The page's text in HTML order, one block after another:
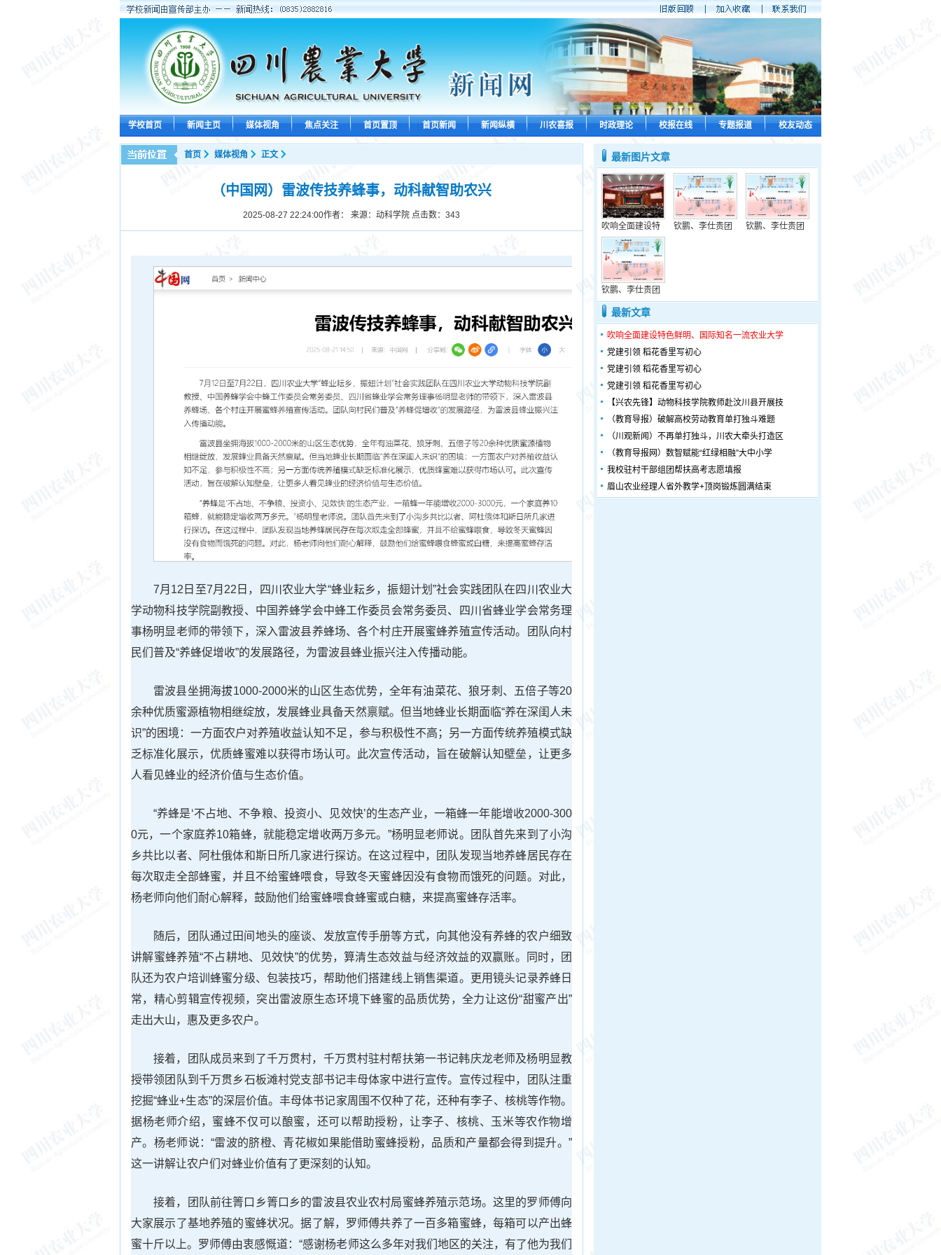
学校首页 新闻主页 媒体视角 焦点关注 首页置顶 首页新闻 新闻纵横 川农喜报 时政理论 校报在线 专题报道 校友动态
首页 媒体视角 正文
（中国网）雷波传技养蜂事，动科献智助农兴
2025-08-27 22:24:00作者： 来源：动科学院 点击数： 343
7月12日至7月22日，四川农业大学“蜂业耘乡，振翅计划”社会实践团队在四川农业大
学动物科技学院副教授、中国养蜂学会中蜂工作委员会常务委员、四川省蜂业学会常务理
事杨明显老师的带领下，深入雷波县养蜂场、各个村庄开展蜜蜂养殖宣传活动。团队向村
民们普及“养蜂促增收”的发展路径，为雷波县蜂业振兴注入传播动能。
雷波县坐拥海拔1000-2000米的山区生态优势，全年有油菜花、狼牙刺、五倍子等20
余种优质蜜源植物相继绽放，发展蜂业具备天然禀赋。但当地蜂业长期面临“养在深闺人未
识”的困境：一方面农户对养殖收益认知不足，参与积极性不高；另一方面传统养殖模式缺
乏标准化展示，优质蜂蜜难以获得市场认可。此次宣传活动，旨在破解认知壁垒，让更多
人看见蜂业的经济价值与生态价值。
“养蜂是‘不占地、不争粮、投资小、见效快’的生态产业，一箱蜂一年能增收2000-300
0元，一个家庭养10箱蜂，就能稳定增收两万多元。”杨明显老师说。团队首先来到了小沟
乡共比以者、阿杜俄体和斯日所几家进行探访。在这过程中，团队发现当地养蜂居民存在
每次取走全部蜂蜜，并且不给蜜蜂喂食，导致冬天蜜蜂因没有食物而饿死的问题。对此，
杨老师向他们耐心解释，鼓励他们给蜜蜂喂食蜂蜜或白糖，来提高蜜蜂存活率。
随后，团队通过田间地头的座谈、发放宣传手册等方式，向其他没有养蜂的农户细致
讲解蜜蜂养殖“不占耕地、见效快”的优势，算清生态效益与经济效益的双赢账。同时，团
队还为农户培训蜂蜜分级、包装技巧，帮助他们搭建线上销售渠道。更用镜头记录养蜂日
常，精心剪辑宣传视频，突出雷波原生态环境下蜂蜜的品质优势，全力让这份“甜蜜产出”
走出大山，惠及更多农户。
接着，团队成员来到了千万贯村，千万贯村驻村帮扶第一书记韩庆龙老师及杨明显教
授带领团队到千万贯乡石板滩村党支部书记丰母体家中进行宣传。宣传过程中，团队注重
挖掘“蜂业+生态”的深层价值。丰母体书记家周围不仅种了花，还种有李子、核桃等作物。
据杨老师介绍，蜜蜂不仅可以酿蜜，还可以帮助授粉，让李子、核桃、玉米等农作物增
产。杨老师说：“雷波的脐橙、青花椒如果能借助蜜蜂授粉，品质和产量都会得到提升。”
这一讲解让农户们对蜂业价值有了更深刻的认知。
接着，团队前往箐口乡箐口乡的雷波县农业农村局蜜蜂养殖示范场。这里的罗师傅向
大家展示了基地养殖的蜜蜂状况。据了解，罗师傅共养了一百多箱蜜蜂，每箱可以产出蜂
蜜十斤以上。罗师傅由衷感慨道：“感谢杨老师这么多年对我们地区的关注，有了他为我们
最新图片文章
吹响全面建设特 钦鹏、李仕贵团 钦鹏、李仕贵团
钦鹏、李仕贵团
最新文章
吹响全面建设特色鲜明、国际知名一流农业大学
党建引领 稻花香里写初心
党建引领 稻花香里写初心
党建引领 稻花香里写初心
【兴农先锋】动物科技学院教师赴汶川县开展技
（教育导报）破解高校劳动教育单打独斗难题
（川观新闻）不再单打独斗，川农大牵头打造区
（教育导报网）数智赋能“红绿相融”大中小学
我校驻村干部组团帮扶高考志愿填报
眉山农业经理人省外教学+顶岗锻炼圆满结束